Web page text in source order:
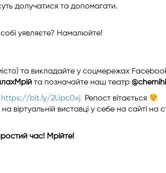
долучатися та допомагати.
уявляєте? Намалюйте!
та викладайте у соцмережах
та позначайте наш театр
https://bit.ly/2Upc0xj Репост вітається
виставці у себе на сайті на
час! Мрійте!